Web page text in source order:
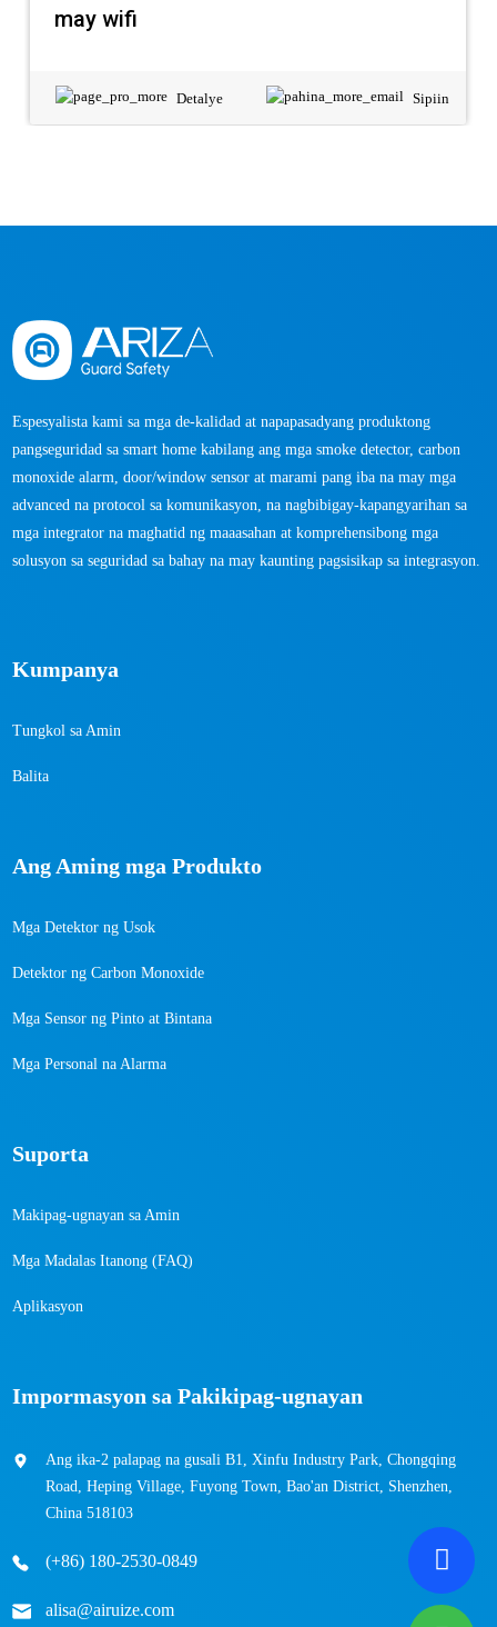
may wifi
Detalye Sipiin
Espesyalista kami sa mga de-kalidad at napapasadyang produktong
pangseguridad sa smart home kabilang ang mga smoke detector, carbon
monoxide alarm, door/window sensor at marami pang iba na may mga
advanced na protocol sa komunikasyon, na nagbibigay-kapangyarihan sa
mga integrator na maghatid ng maaasahan at komprehensibong mga
solusyon sa seguridad sa bahay na may kaunting pagsisikap sa integrasyon.
Kumpanya
Tungkol sa Amin
Balita
Ang Aming mga Produkto
Mga Detektor ng Usok
Detektor ng Carbon Monoxide
Mga Sensor ng Pinto at Bintana
Mga Personal na Alarma
Suporta
Makipag-ugnayan sa Amin
Mga Madalas Itanong (FAQ)
Aplikasyon
Impormasyon sa Pakikipag-ugnayan
Ang ika-2 palapag na gusali B1, Xinfu Industry Park, Chongqing
Road, Heping Village, Fuyong Town, Bao'an District, Shenzhen,
China 518103
(+86) 180-2530-0849
alisa@airuize.com